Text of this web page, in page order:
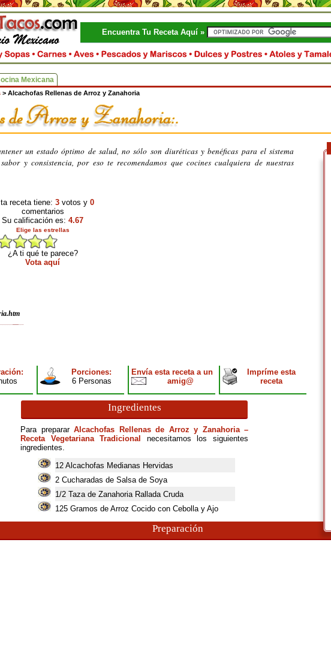
Encuentra Tu Receta Aquí »
Mexicana
> Alcachofas Rellenas de Arroz y Zanahoria
un estado óptimo de salud, no sólo son diuréticas y benéficas para el sistema
y consistencia, por eso te recomendamos que cocines cualquiera de nuestras
receta tiene: 3 votos y 0
comentarios
Su calificación es: 4.67
Elige las estrellas
¿A ti qué te parece?
Vota aquí
Porciones:
6 Personas
Envía esta receta a un
amig@
Impríme esta
receta
Ingredientes
Para preparar Alcachofas Rellenas de Arroz y Zanahoria –
Receta Vegetariana Tradicional necesitamos los siguientes
ingredientes.
12 Alcachofas Medianas Hervidas
2 Cucharadas de Salsa de Soya
1/2 Taza de Zanahoria Rallada Cruda
125 Gramos de Arroz Cocido con Cebolla y Ajo
Preparación